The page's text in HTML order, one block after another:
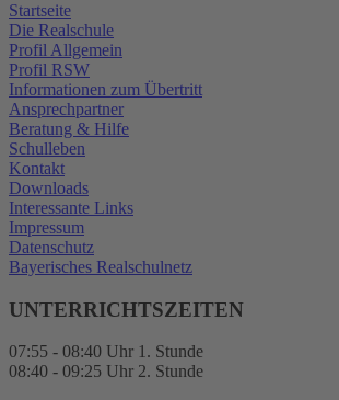
Startseite
Die Realschule
Profil Allgemein
Profil RSW
Informationen zum Übertritt
Ansprechpartner
Beratung & Hilfe
Schulleben
Kontakt
Downloads
Interessante Links
Impressum
Datenschutz
Bayerisches Realschulnetz
UNTERRICHTSZEITEN
07:55 - 08:40 Uhr 1. Stunde
08:40 - 09:25 Uhr 2. Stunde